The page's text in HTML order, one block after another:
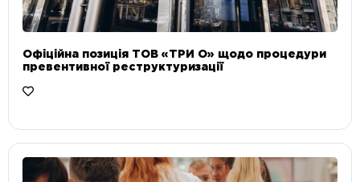
Офіційна позиція ТОВ «ТРИ О» щодо процедури
превентивної реструктуризації